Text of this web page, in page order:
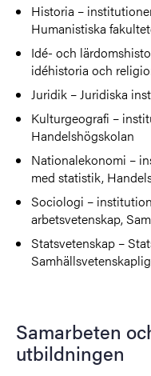
Historia –
Humanistiska
Idé- och
idéhistoria och
Juridik – Juridiska
Kulturgeografi –
Handelshögskolan
Nationalekonomi –
med statistik,
Sociologi –
arbetsvetenskap,
Statsvetenskap –
Samarbeten
utbildningen